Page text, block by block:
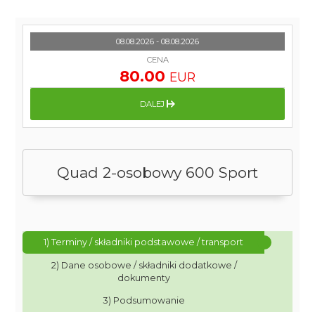
Quad 2-osobowy 600 Sport
1) Terminy / składniki podstawowe / transport
2) Dane osobowe / składniki dodatkowe /
dokumenty
3) Podsumowanie
08.08.2026 - 08.08.2026
CENA
80.00 EUR
DALEJ